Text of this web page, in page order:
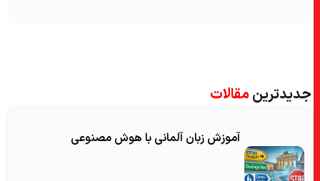
جدیدترینمقالات
آموزش زبان آلمانی با هوش مصنوعی